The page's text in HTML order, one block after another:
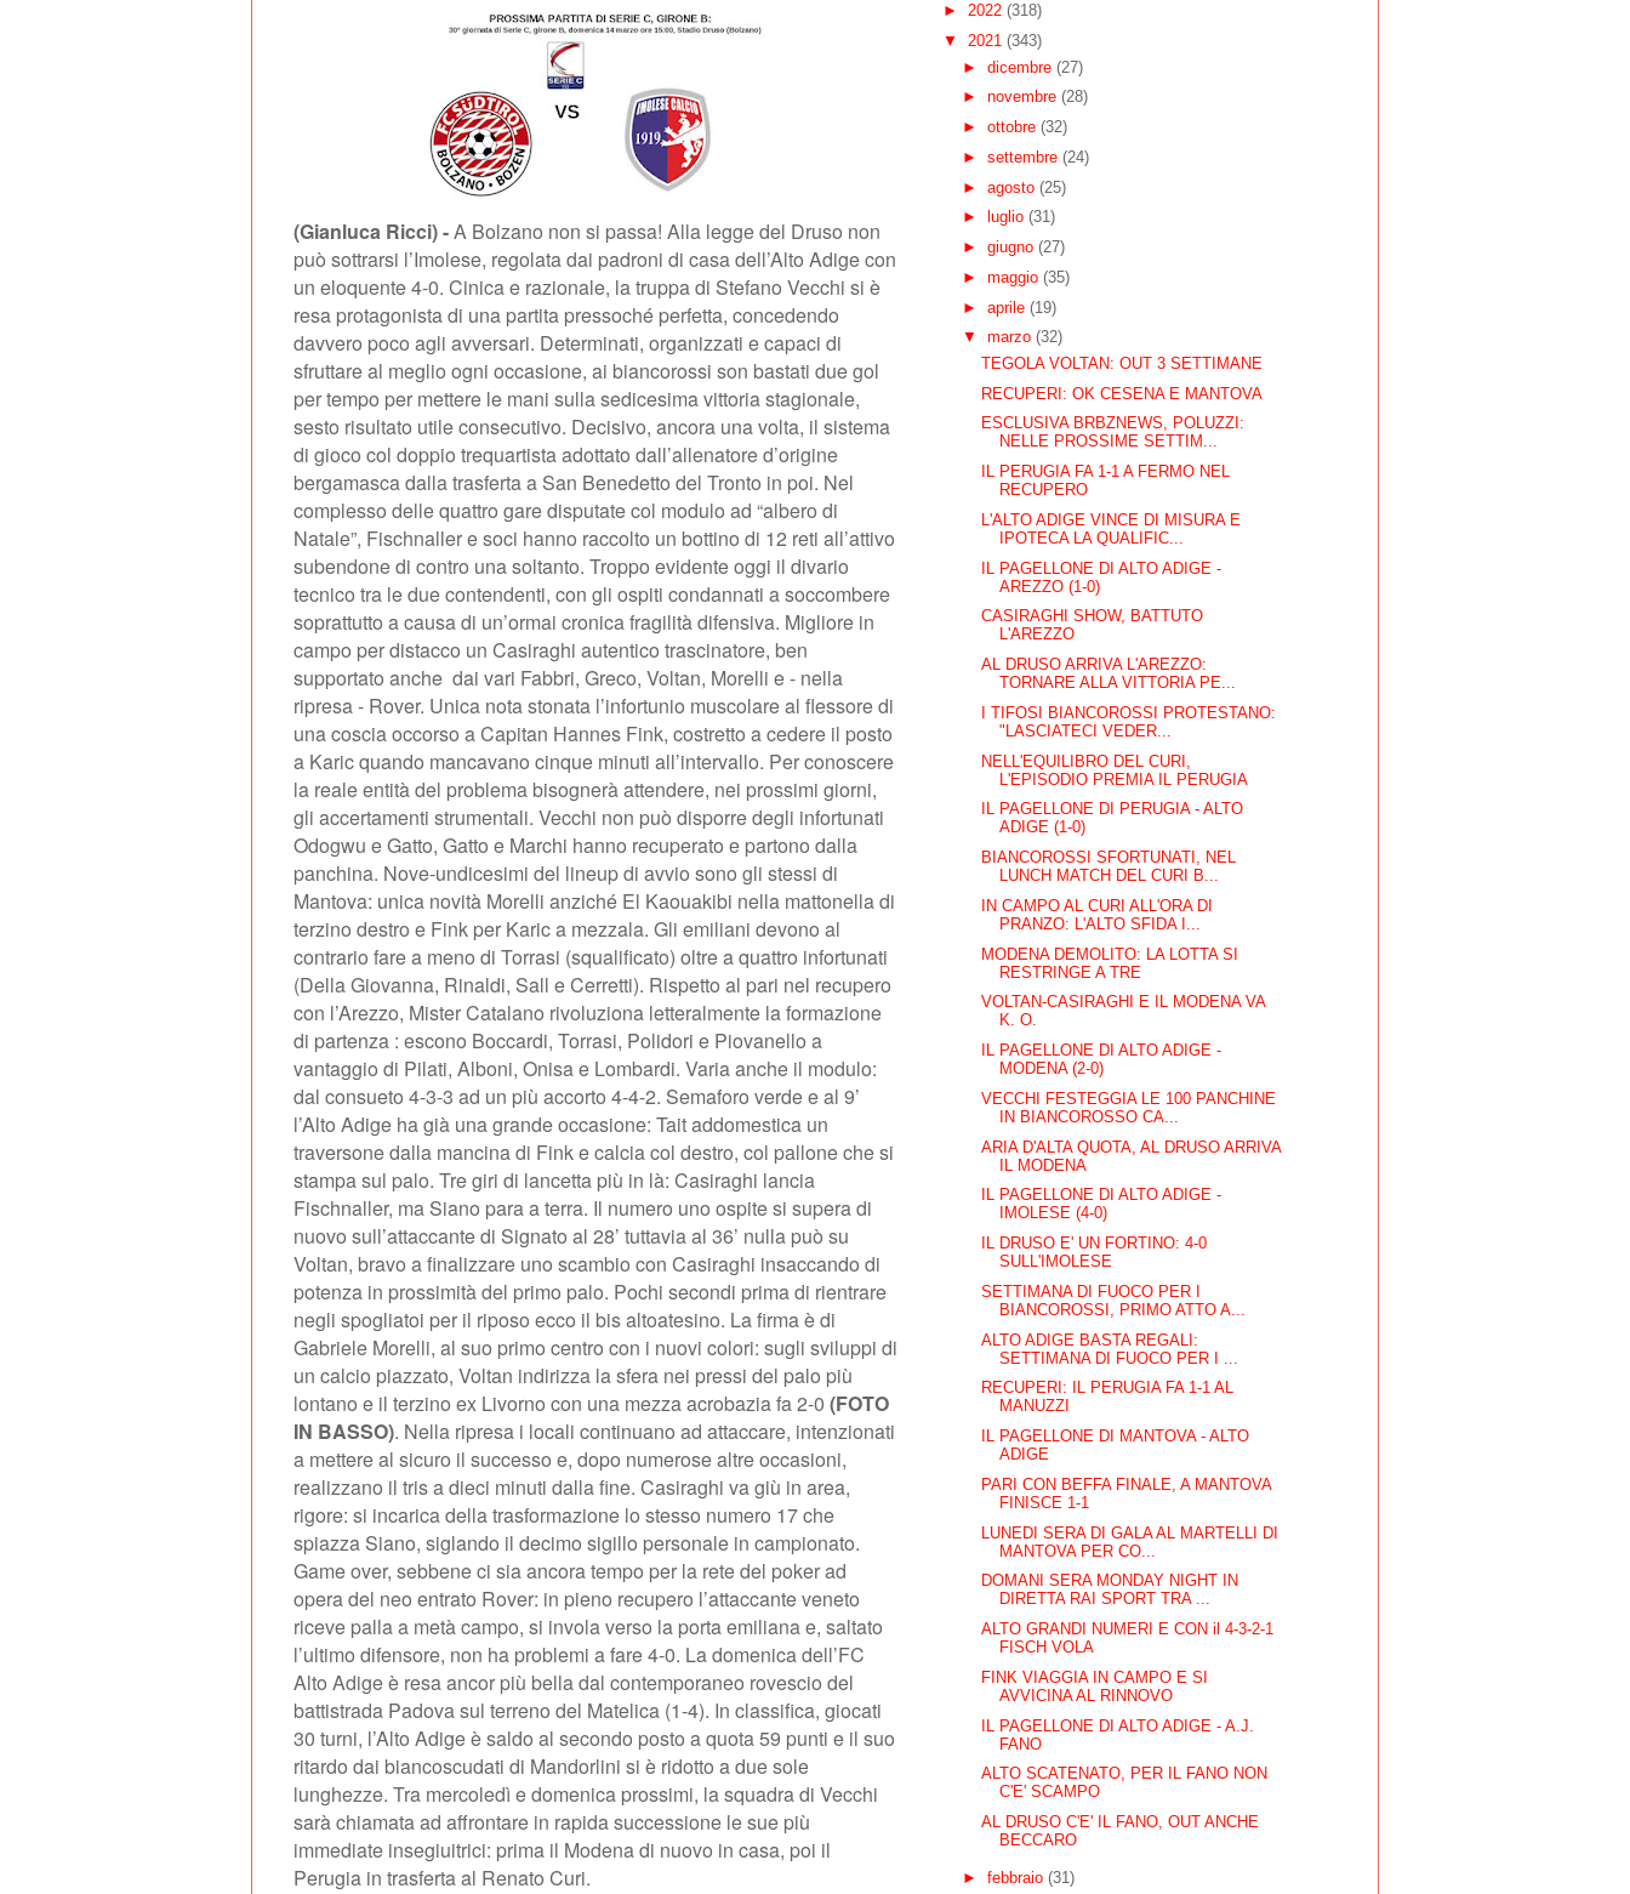
(Gianluca Ricci) -A Bolzano non si passa! Alla legge del Druso non
può sottrarsi l’Imolese, regolata dai padroni di casa dell’Alto Adige con
un eloquente 4-0. Cinica e razionale, la truppa di Stefano Vecchi si è
resa protagonista di una partita pressoché perfetta, concedendo
davvero poco agli avversari. Determinati, organizzati e capaci di
sfruttare al meglio ogni occasione, ai biancorossi son bastati due gol
per tempo per mettere le mani sulla sedicesima vittoria stagionale,
sesto risultato utile consecutivo. Decisivo, ancora una volta, il sistema
di gioco col doppio trequartista adottato dall’allenatore d’origine
bergamasca dalla trasferta a San Benedetto del Tronto in poi. Nel
complesso delle quattro gare disputate col modulo ad “albero di
Natale”, Fischnaller e soci hanno raccolto un bottino di 12 reti all’attivo
subendone di contro una soltanto. Troppo evidente oggi il divario
tecnico tra le due contendenti, con gli ospiti condannati a soccombere
soprattutto a causa di un’ormai cronica fragilità difensiva. Migliore in
campo per distacco un Casiraghi autentico trascinatore, ben
supportato anche dai vari Fabbri, Greco, Voltan, Morelli e - nella
ripresa - Rover. Unica nota stonata l’infortunio muscolare al flessore di
una coscia occorso a Capitan Hannes Fink, costretto a cedere il posto
a Karic quando mancavano cinque minuti all’intervallo. Per conoscere
la reale entità del problema bisognerà attendere, nei prossimi giorni,
gli accertamenti strumentali. Vecchi non può disporre degli infortunati
Odogwu e Gatto, Gatto e Marchi hanno recuperato e partono dalla
panchina. Nove-undicesimi del lineup di avvio sono gli stessi di
Mantova: unica novità Morelli anziché El Kaouakibi nella mattonella di
terzino destro e Fink per Karic a mezzala. Gli emiliani devono al
contrario fare a meno di Torrasi (squalificato) oltre a quattro infortunati
(Della Giovanna, Rinaldi, Sall e Cerretti). Rispetto al pari nel recupero
con l’Arezzo, Mister Catalano rivoluziona letteralmente la formazione
di partenza : escono Boccardi, Torrasi, Polidori e Piovanello a
vantaggio di Pilati, Alboni, Onisa e Lombardi. Varia anche il modulo:
dal consueto 4-3-3 ad un più accorto 4-4-2. Semaforo verde e al 9’
l’Alto Adige ha già una grande occasione: Tait addomestica un
traversone dalla mancina di Fink e calcia col destro, col pallone che si
stampa sul palo. Tre giri di lancetta più in là: Casiraghi lancia
Fischnaller, ma Siano para a terra. Il numero uno ospite si supera di
nuovo sull’attaccante di Signato al 28’ tuttavia al 36’ nulla può su
Voltan, bravo a finalizzare uno scambio con Casiraghi insaccando di
potenza in prossimità del primo palo. Pochi secondi prima di rientrare
negli spogliatoi per il riposo ecco il bis altoatesino. La firma è di
Gabriele Morelli, al suo primo centro con i nuovi colori: sugli sviluppi di
un calcio piazzato, Voltan indirizza la sfera nei pressi del palo più
lontano e il terzino ex Livorno con una mezza acrobazia fa 2-0 (FOTO
IN BASSO). Nella ripresa i locali continuano ad attaccare, intenzionati
a mettere al sicuro il successo e, dopo numerose altre occasioni,
realizzano il tris a dieci minuti dalla fine. Casiraghi va giù in area,
rigore: si incarica della trasformazione lo stesso numero 17 che
spiazza Siano, siglando il decimo sigillo personale in campionato.
Game over, sebbene ci sia ancora tempo per la rete del poker ad
opera del neo entrato Rover: in pieno recupero l’attaccante veneto
riceve palla a metà campo, si invola verso la porta emiliana e, saltato
l’ultimo difensore, non ha problemi a fare 4-0. La domenica dell’FC
Alto Adige è resa ancor più bella dal contemporaneo rovescio del
battistrada Padova sul terreno del Matelica (1-4). In classifica, giocati
30 turni, l’Alto Adige è saldo al secondo posto a quota 59 punti e il suo
ritardo dai biancoscudati di Mandorlini si è ridotto a due sole
lunghezze. Tra mercoledì e domenica prossimi, la squadra di Vecchi
sarà chiamata ad affrontare in rapida successione le sue più
immediate insegiuitrici: prima il Modena di nuovo in casa, poi il
Perugia in trasferta al Renato Curi.
► 2022 (318)
▼ 2021 (343)
► dicembre (27)
► novembre (28)
► ottobre (32)
► settembre (24)
► agosto (25)
►
luglio (31)
► giugno (27)
► maggio (35)
► aprile (19)
▼ marzo (32)
TEGOLA VOLTAN: OUT 3 SETTIMANE
RECUPERI: OK CESENA E MANTOVA
ESCLUSIVA BRBZNEWS, POLUZZI:
NELLE PROSSIME SETTIM...
IL PERUGIA FA 1-1 A FERMO NEL
RECUPERO
L'ALTO ADIGE VINCE DI MISURA E
IPOTECA LA QUALIFIC...
IL PAGELLONE DI ALTO ADIGE -
AREZZO (1-0)
CASIRAGHI SHOW, BATTUTO
L'AREZZO
AL DRUSO ARRIVA L'AREZZO:
TORNARE ALLA VITTORIA PE...
I TIFOSI BIANCOROSSI PROTESTANO:
"LASCIATECI VEDER...
NELL'EQUILIBRO DEL CURI,
L'EPISODIO PREMIA IL PERUGIA
IL PAGELLONE DI PERUGIA - ALTO
ADIGE (1-0)
BIANCOROSSI SFORTUNATI, NEL
LUNCH MATCH DEL CURI B...
IN CAMPO AL CURI ALL'ORA DI
PRANZO: L'ALTO SFIDA I...
MODENA DEMOLITO: LA LOTTA SI
RESTRINGE A TRE
VOLTAN-CASIRAGHI E IL MODENA VA
K. O.
IL PAGELLONE DI ALTO ADIGE -
MODENA (2-0)
VECCHI FESTEGGIA LE 100 PANCHINE
IN BIANCOROSSO CA...
ARIA D'ALTA QUOTA, AL DRUSO ARRIVA
IL MODENA
IL PAGELLONE DI ALTO ADIGE -
IMOLESE (4-0)
IL DRUSO E' UN FORTINO: 4-0
SULL'IMOLESE
SETTIMANA DI FUOCO PER I
BIANCOROSSI, PRIMO ATTO A...
ALTO ADIGE BASTA REGALI:
SETTIMANA DI FUOCO PER I ...
RECUPERI: IL PERUGIA FA 1-1 AL
MANUZZI
IL PAGELLONE DI MANTOVA - ALTO
ADIGE
PARI CON BEFFA FINALE, A MANTOVA
FINISCE 1-1
LUNEDI SERA DI GALA AL MARTELLI DI
MANTOVA PER CO...
DOMANI SERA MONDAY NIGHT IN
DIRETTA RAI SPORT TRA ...
ALTO GRANDI NUMERI E CON il 4-3-2-1
FISCH VOLA
FINK VIAGGIA IN CAMPO E SI
AVVICINA AL RINNOVO
IL PAGELLONE DI ALTO ADIGE - A.J.
FANO
ALTO SCATENATO, PER IL FANO NON
C'E' SCAMPO
AL DRUSO C'E' IL FANO, OUT ANCHE
BECCARO
► febbraio (31)